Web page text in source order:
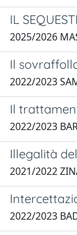
IL
2025/2026
Il
2022/2023
Il
2022/2023
Illegalità
2021/2022
2022/2023